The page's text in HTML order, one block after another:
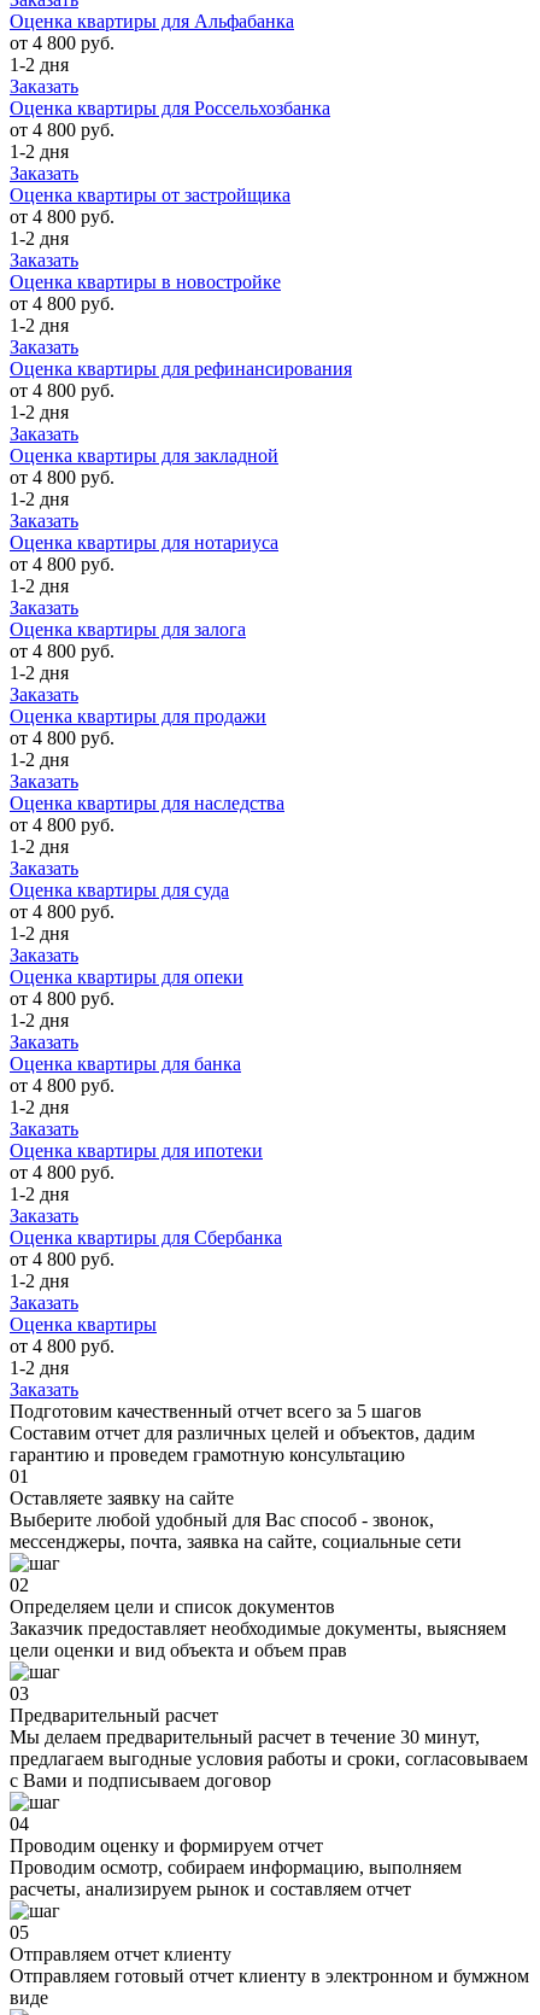
Оценка квартиры для Альфабанка
от 4 800 руб.
1-2 дня
Заказать
Оценка квартиры для Россельхозбанка
от 4 800 руб.
1-2 дня
Заказать
Оценка квартиры от застройщика
от 4 800 руб.
1-2 дня
Заказать
Оценка квартиры в новостройке
от 4 800 руб.
1-2 дня
Заказать
Оценка квартиры для рефинансирования
от 4 800 руб.
1-2 дня
Заказать
Оценка квартиры для закладной
от 4 800 руб.
1-2 дня
Заказать
Оценка квартиры для нотариуса
от 4 800 руб.
1-2 дня
Заказать
Оценка квартиры для залога
от 4 800 руб.
1-2 дня
Заказать
Оценка квартиры для продажи
от 4 800 руб.
1-2 дня
Заказать
Оценка квартиры для наследства
от 4 800 руб.
1-2 дня
Заказать
Оценка квартиры для суда
от 4 800 руб.
1-2 дня
Заказать
Оценка квартиры для опеки
от 4 800 руб.
1-2 дня
Заказать
Оценка квартиры для банка
от 4 800 руб.
1-2 дня
Заказать
Оценка квартиры для ипотеки
от 4 800 руб.
1-2 дня
Заказать
Оценка квартиры для Сбербанка
от 4 800 руб.
1-2 дня
Заказать
Оценка квартиры
от 4 800 руб.
1-2 дня
Заказать
Подготовим качественный отчет всего за 5 шагов
Составим отчет для различных целей и объектов, дадим
гарантию и проведем грамотную консультацию
01
Оставляете заявку на сайте
Выберите любой удобный для Вас способ - звонок,
мессенджеры, почта, заявка на сайте, социальные сети
02
Определяем цели и список документов
Заказчик предоставляет необходимые документы, выясняем
цели оценки и вид объекта и объем прав
03
Предварительный расчет
Мы делаем предварительный расчет в течение 30 минут,
предлагаем выгодные условия работы и сроки, согласовываем
с Вами и подписываем договор
04
Проводим оценку и формируем отчет
Проводим осмотр, собираем информацию, выполняем
расчеты, анализируем рынок и составляем отчет
05
Отправляем отчет клиенту
Отправляем готовый отчет клиенту в электронном и бумжном
виде